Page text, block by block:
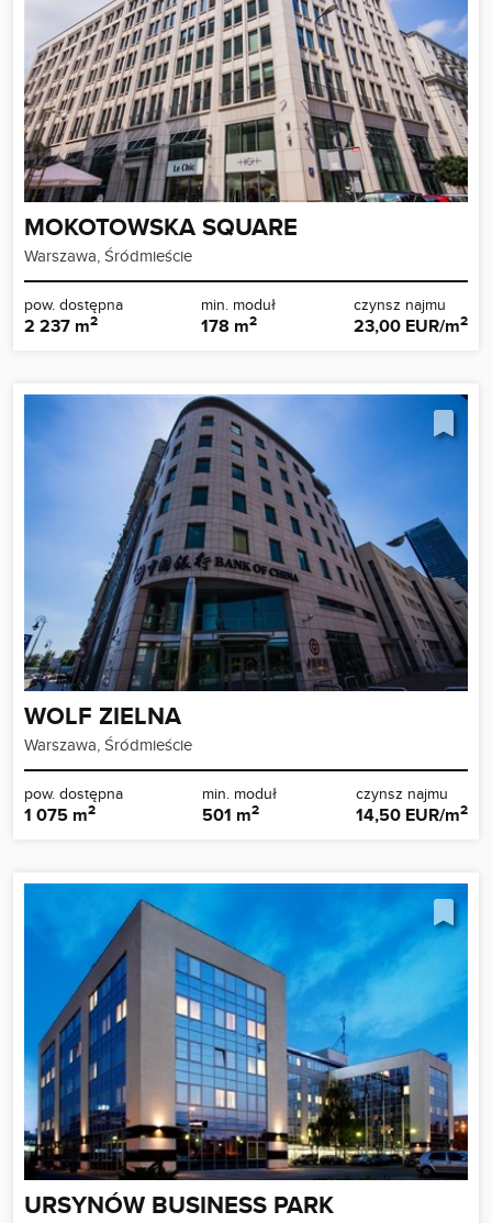
MOKOTOWSKA SQUARE
Warszawa, Śródmieście
pow. dostępna
2 237 m2
min. moduł
178 m2
czynsz najmu
23,00 EUR/m2
WOLF ZIELNA
Warszawa, Śródmieście
pow. dostępna
1 075 m2
min. moduł
501 m2
czynsz najmu
14,50 EUR/m2
URSYNÓW BUSINESS PARK